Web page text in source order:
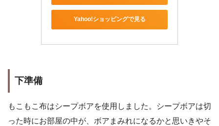
Yahoo!ショッピングで見る
下準備
もこもこ布はシープボアを使用しました。シープボアは切
った時にお部屋の中が、ボアまみれになるかと思いきやそ